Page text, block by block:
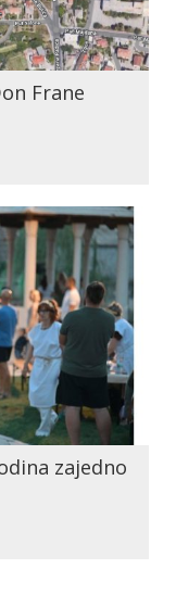
Frane
zajedno